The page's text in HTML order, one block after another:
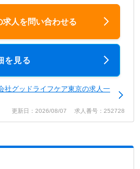
求人を問い合わせる
を見る
社グッドライフケア東京の求人一
更新日：2026/08/07 求人番号：252728